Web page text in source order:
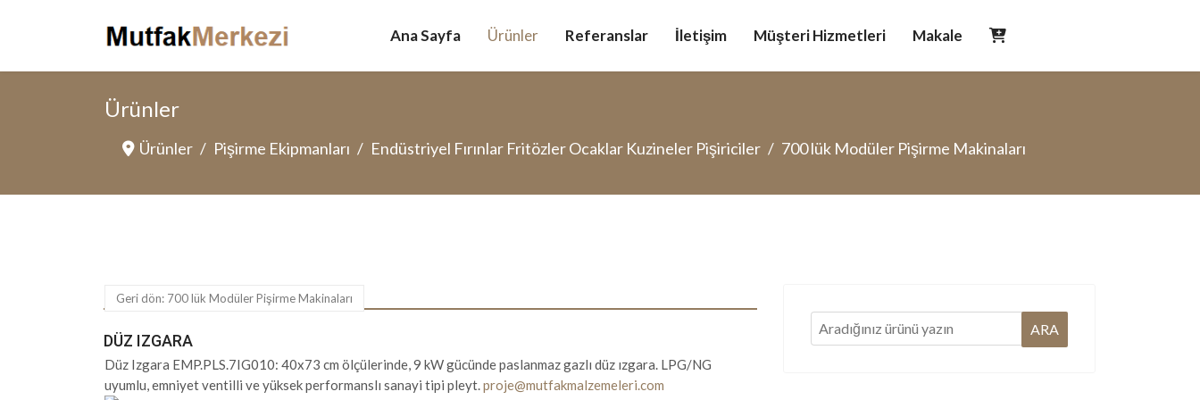
Ana Sayfa Ürünler Referanslar İletişim Müşteri Hizmetleri Makale
Ürünler
Ürünler Pişirme Ekipmanları Endüstriyel Fırınlar Fritözler Ocaklar Kuzineler Pişiriciler 700 lük Modüler Pişirme Makinaları
Geri dön: 700 lük Modüler Pişirme Makinaları
DÜZ IZGARA
Düz Izgara EMP.PLS.7IG010: 40x73 cm ölçülerinde, 9 kW gücünde paslanmaz gazlı düz ızgara. LPG/NG
uyumlu, emniyet ventilli ve yüksek performanslı sanayi tipi pleyt.proje@mutfakmalzemeleri.com